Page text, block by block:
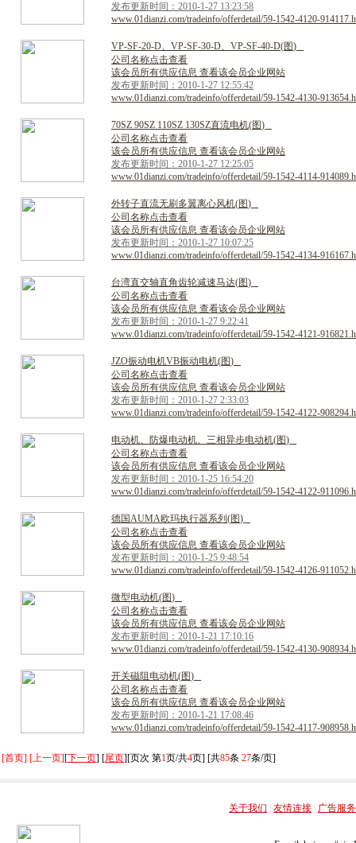
发布更新时间：2010-1-27 13:23:58
www.01dianzi.com/tradeinfo/offerdetail/59-1542-4120-
VP-SF-20-D、 VP-SF-30-D、 VP-SF-40-D(图)
公司名称点击查看
该会员所有供应信息 查看该会员企业网站
发布更新时间：2010-1-27 12:55:42
www.01dianzi.com/tradeinfo/offerdetail/59-1542-4130-
70SZ 90SZ 110SZ 130SZ直流电机(图)
公司名称点击查看
该会员所有供应信息 查看该会员企业网站
发布更新时间：2010-1-27 12:25:05
www.01dianzi.com/tradeinfo/offerdetail/59-1542-4114-
外转子直流无刷 多翼离心风机(图)
公司名称点击查看
该会员所有供应信息 查看该会员企业网站
发布更新时间：2010-1-27 10:07:25
www.01dianzi.com/tradeinfo/offerdetail/59-1542-4134-
台湾直交轴直角齿轮减速马达(图)
公司名称点击查看
该会员所有供应信息 查看该会员企业网站
发布更新时间：2010-1-27 9:22:41
www.01dianzi.com/tradeinfo/offerdetail/59-1542-4121-
JZO振动电机VB振动电机(图)
公司名称点击查看
该会员所有供应信息 查看该会员企业网站
发布更新时间：2010-1-27 2:33:03
www.01dianzi.com/tradeinfo/offerdetail/59-1542-4122-
电动机、 防爆电动机、 三相异步电动机(图)
公司名称点击查看
该会员所有供应信息 查看该会员企业网站
发布更新时间：2010-1-25 16:54:20
www.01dianzi.com/tradeinfo/offerdetail/59-1542-4122-
德国AUMA欧玛执行器系列 (图)
公司名称点击查看
该会员所有供应信息 查看该会员企业网站
发布更新时间：2010-1-25 9:48:54
www.01dianzi.com/tradeinfo/offerdetail/59-1542-4126-
微型电动机(图)
公司名称点击查看
该会员所有供应信息 查看该会员企业网站
发布更新时间：2010-1-21 17:10:16
www.01dianzi.com/tradeinfo/offerdetail/59-1542-4130-
开关磁阻 电动机(图)
公司名称点击查看
该会员所有供应信息 查看该会员企业网站
发布更新时间：2010-1-21 17:08:46
www.01dianzi.com/tradeinfo/offerdetail/59-1542-4117-
[首页] [上一页][下一页] [尾页][页次 第1页/共4页] [共85条 27条/页]
关于我们 友情连接 广告服务